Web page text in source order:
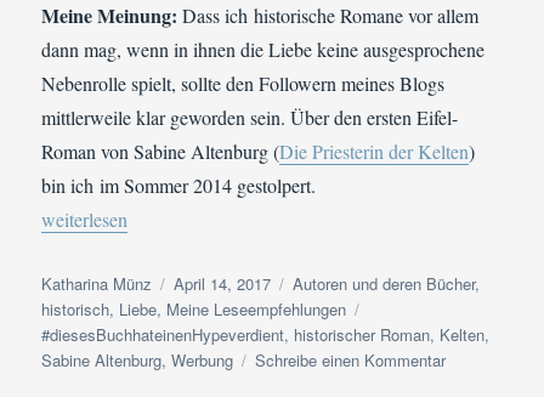
Meine Meinung: Dass ich historische Romane vor allem
dann mag, wenn in ihnen die Liebe keine ausgesprochene
Nebenrolle spielt, sollte den Followern meines Blogs
mittlerweile klar geworden sein. Über den ersten Eifel-
Roman von Sabine Altenburg (Die Priesterin der Kelten)
bin ich im Sommer 2014 gestolpert.
„Buchvorstellung | Sabine Altenburg: Die Königin der Kelten“
weiterlesen
Autor
Katharina Münz
Veröffentlicht
am
April 14, 2017 Kategorien
Autoren und deren Bücher,
historisch, Liebe, Meine Leseempfehlungen
#diesesBuchhateinenHypeverdient, historischer Roman, Kelten,
Sabine Altenburg,Werbung Schreibe einen Kommentarzu